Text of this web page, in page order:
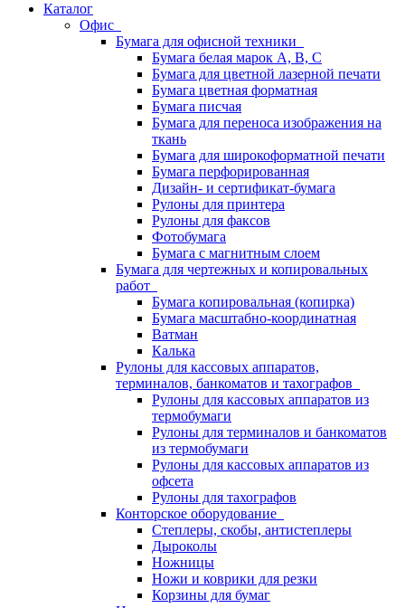
Каталог
Офис
Бумага для офисной техники
Бумага белая марок А, В, С
Бумага для цветной лазерной печати
Бумага цветная форматная
Бумага писчая
Бумага для переноса изображения на
ткань
Бумага для широкоформатной печати
Бумага перфорированная
Дизайн- и сертификат-бумага
Рулоны для принтера
Рулоны для факсов
Фотобумага
Бумага с магнитным слоем
Бумага для чертежных и копировальных
работ
Бумага копировальная (копирка)
Бумага масштабно-координатная
Ватман
Калька
Рулоны для кассовых аппаратов,
терминалов, банкоматов и тахографов
Рулоны для кассовых аппаратов из
термобумаги
Рулоны для терминалов и банкоматов
из термобумаги
Рулоны для кассовых аппаратов из
офсета
Рулоны для тахографов
Конторское оборудование
Степлеры, скобы, антистеплеры
Дыроколы
Ножницы
Ножи и коврики для резки
Корзины для бумаг